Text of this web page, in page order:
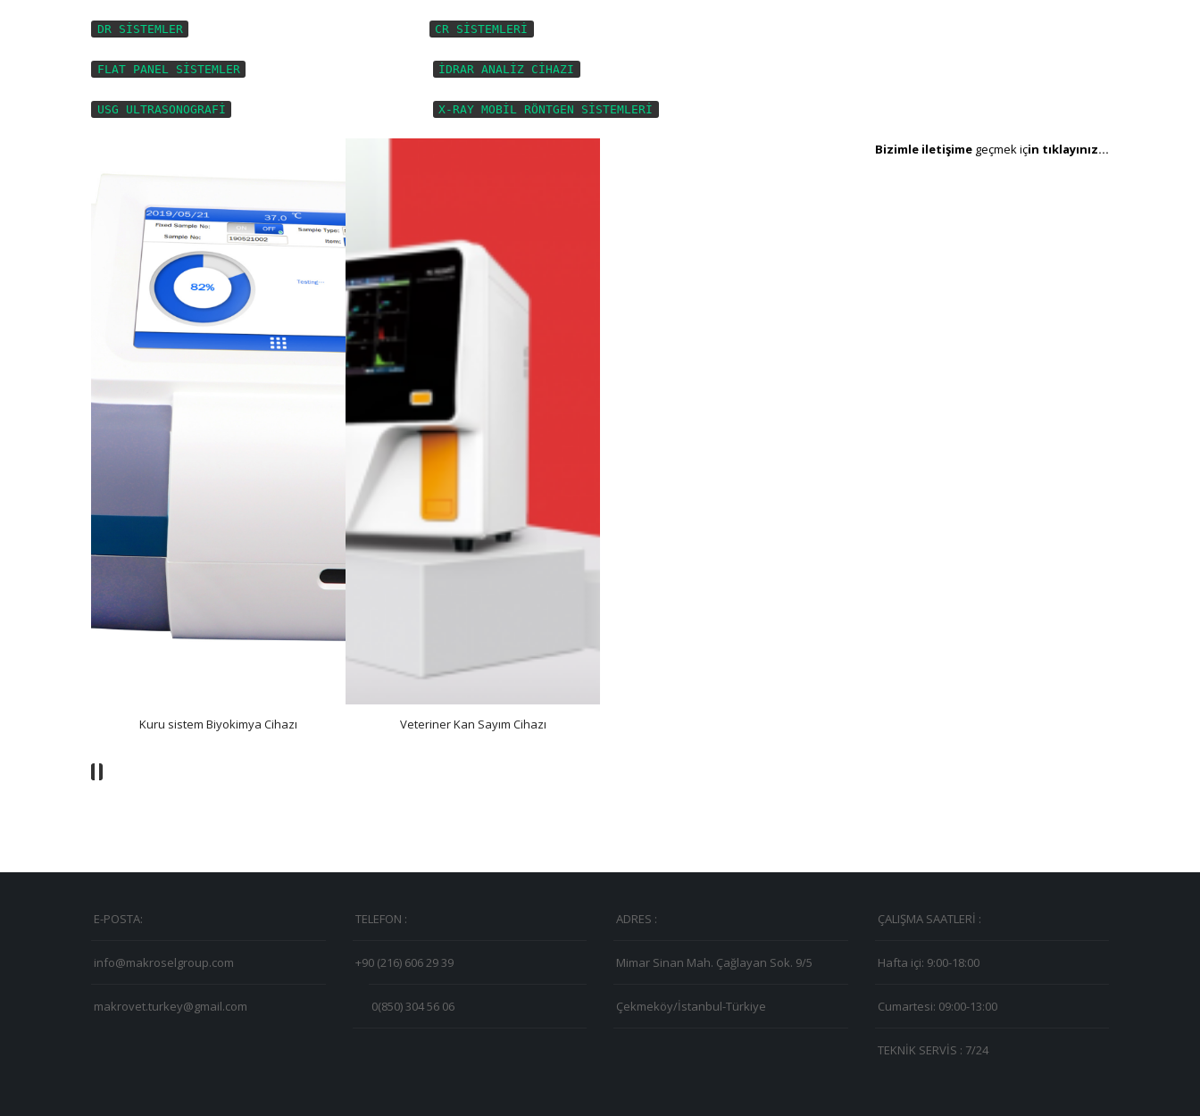
DR SİSTEMLER CR SİSTEMLERİ
FLAT PANEL SİSTEMLER İDRAR ANALİZ CİHAZI
USG ULTRASONOGRAFİ X-RAY MOBİL RÖNTGEN SİSTEMLERİ
Kuru sistem Biyokimya Cihazı Veteriner Kan Sayım Cihazı
Bizimle iletişime geçmek için tıklayınız…
E-POSTA:
info@makroselgroup.com
makrovet.turkey@gmail.com
TELEFON :
+90 (216) 606 29 39
0(850) 304 56 06
ADRES :
Mimar Sinan Mah. Çağlayan Sok. 9/5
Çekmeköy/İstanbul-Türkiye
ÇALIŞMA SAATLERİ :
Hafta içi: 9:00-18:00
Cumartesi: 09:00-13:00
TEKNİK SERVİS : 7/24